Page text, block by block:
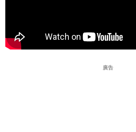
廣告